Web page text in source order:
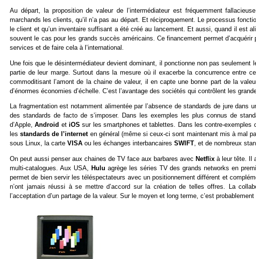
Au départ, la proposition de valeur de l’intermédiateur est fréquemment
marchands les clients, qu’il n’a pas au départ. Et réciproquement. Le processus
le client et qu’un inventaire suffisant a été créé au lancement. Et aussi, quand il est
souvent le cas pour les grands succès américains. Ce financement permet
services et de faire cela à l’international.
Une fois que le désintermédiateur devient dominant, il ponctionne non pas seulement
partie de leur marge. Surtout dans la mesure où il exacerbe la concurrence entre
commoditisant l’amont de la chaine de valeur, il en capte une bonne part de la
d’énormes économies d’échelle. C’est l’avantage des sociétés qui contrôlent les
La fragmentation est notamment alimentée par l’absence de standards de jure
des standards de facto de s’imposer. Dans les exemples les plus connus de
d’Apple,Android et iOSsur les smartphones et tablettes. Dans les contre-
lesstandards de l’internet en général (même si ceux-ci sont maintenant mis à mal
sous Linux, la carte VISA ou les échanges interbancaires SWIFT, et de nombreux
On peut aussi penser aux chaines de TV face aux barbares avec Netflix à leur tête. Il
multi-catalogues. Aux USA, Hulu agrège les séries TV des grands networks en
permet de bien servir les téléspectateurs avec un positionnement différent et
n’ont jamais réussi à se mettre d’accord sur la création de telles offres. La
l’acceptation d’un partage de la valeur. Sur le moyen et long terme, c’est